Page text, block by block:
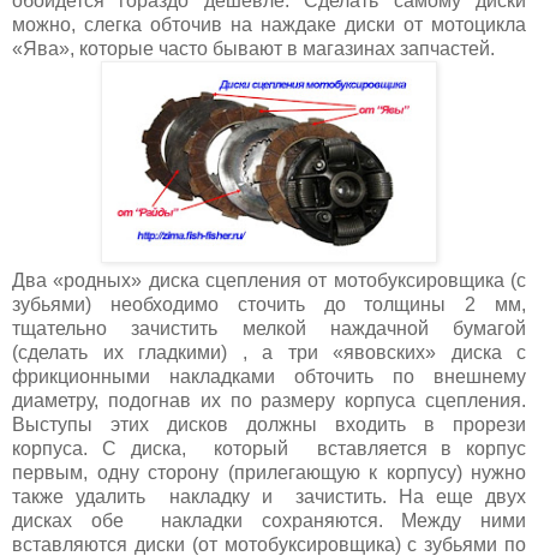
можно, слегка обточив на наждаке диски от мотоцикла
«Ява», которые часто бывают в магазинах запчастей.
Два «родных» диска сцепления от мотобуксировщика (с
зубьями) необходимо сточить до толщины 2 мм,
тщательно зачистить мелкой наждачной бумагой
(сделать их гладкими) , а три «явовских» диска с
фрикционными накладками обточить по внешнему
диаметру, подогнав их по размеру корпуса сцепления.
Выступы этих дисков должны входить в прорези
корпуса. С диска, который вставляется в корпус
первым, одну сторону (прилегающую к корпусу) нужно
также удалить накладку и зачистить. На еще двух
дисках обе накладки сохраняются. Между ними
вставляются диски (от мотобуксировщика) с зубьями по